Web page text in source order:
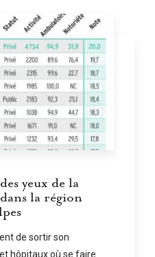
yeux de la
la région
de sortir son
hôpitaux où se faire